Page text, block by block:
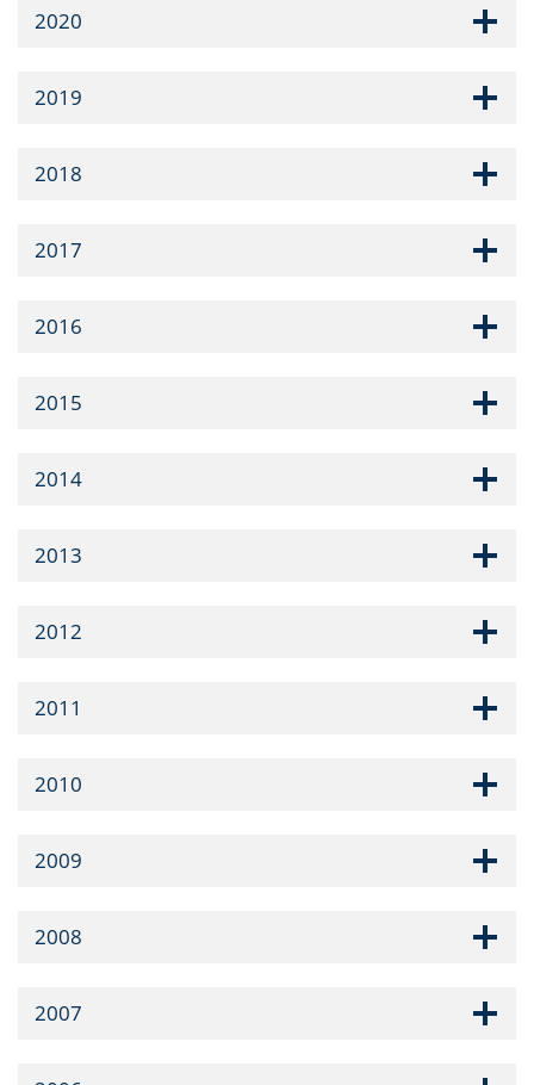
2020
2019
2018
2017
2016
2015
2014
2013
2012
2011
2010
2009
2008
2007